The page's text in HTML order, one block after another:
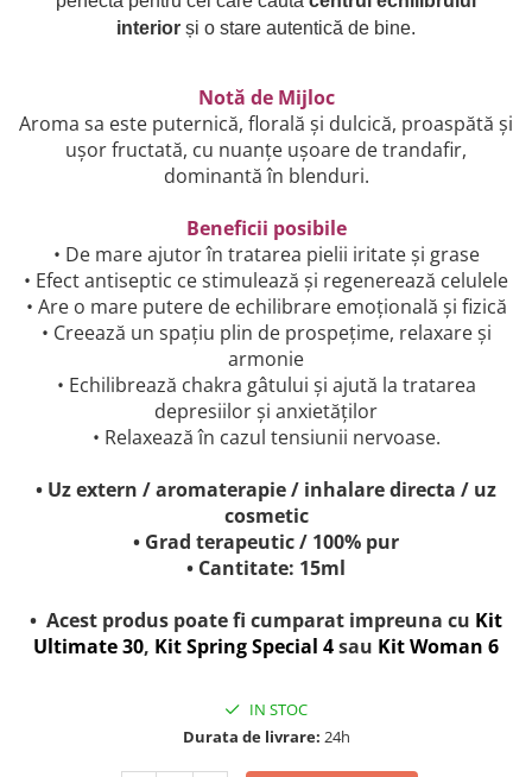
interior și o stare autentică de bine.
Notă de Mijloc
Aroma sa este puternică, florală și dulcică, proaspătă și
ușor fructată, cu nuanțe ușoare de trandafir,
dominantă în blenduri.
Beneficii posibile
• De mare ajutor în tratarea pielii iritate și grase
• Efect antiseptic ce stimulează și regenerează celulele
• Are o mare putere de echilibrare emoțională și fizică
• Creează un spațiu plin de prospețime, relaxare și
armonie
• Echilibrează chakra gâtului și ajută la tratarea
depresiilor și anxietăților
• Relaxează în cazul tensiunii nervoase.
• Uz extern / aromaterapie / inhalare directa / uz
cosmetic
• Grad terapeutic / 100% pur
• Cantitate: 15ml
• Acest produs poate fi cumparat impreuna cu Kit
Ultimate 30, Kit Spring Special 4sau Kit Woman 6
IN STOC
Durata de livrare: 24h